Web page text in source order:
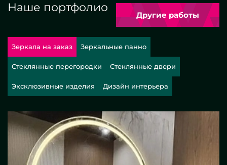
Наше портфолио
Другие работы
Зеркала на заказ Зеркальные панно
Стеклянные перегородки Стеклянные двери
Эксклюзивные изделия Дизайн интерьера